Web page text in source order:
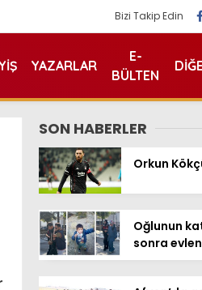
Bizi Takip Edin
YAZARLAR
E-
BÜLTEN
SON HABERLER
Orkun
Oğlunun
sonra